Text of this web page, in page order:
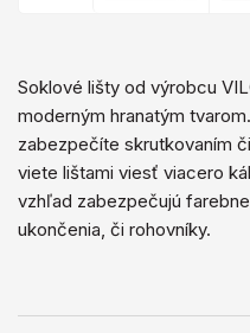
Soklové lišty od výrobcu
moderným hranatým
zabezpečíte skrutkovaním
viete lištami viesť viacero
vzhľad zabezpečujú
ukončenia, či rohovníky.